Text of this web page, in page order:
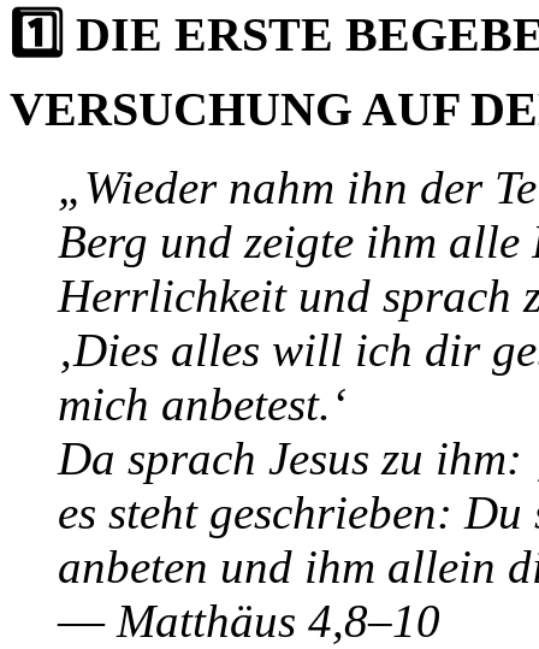
1️⃣ DIE ERSTE
VERSUCHUNG AUF
„Wieder nahm ihn der
Berg und zeigte ihm alle
Herrlichkeit und sprach
‚Dies alles will ich dir
mich anbetest.‘
Da sprach Jesus zu ihm:
es steht geschrieben:
anbeten und ihm allein
— Matthäus 4,8–10